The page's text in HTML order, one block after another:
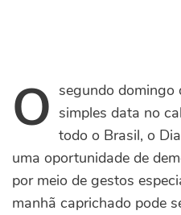
O segundo domingo
simples data no
todo o Brasil, o
uma oportunidade de
por meio de gestos
manhã caprichado pode